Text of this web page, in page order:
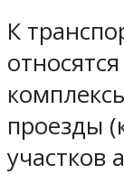
К
проезды
участков